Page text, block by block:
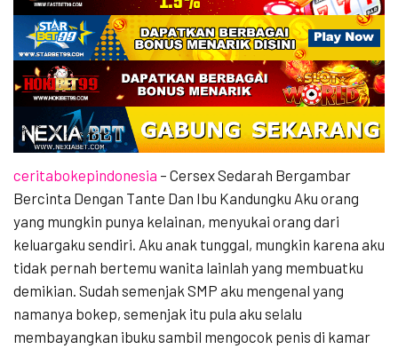
ceritabokepindonesia – Cersex Sedarah Bergambar
Bercinta Dengan Tante Dan Ibu Kandungku Aku orang
yang mungkin punya kelainan, menyukai orang dari
keluargaku sendiri. Aku anak tunggal, mungkin karena aku
tidak pernah bertemu wanita lainlah yang membuatku
demikian. Sudah semenjak SMP aku mengenal yang
namanya bokep, semenjak itu pula aku selalu
membayangkan ibuku sambil mengocok penis di kamar